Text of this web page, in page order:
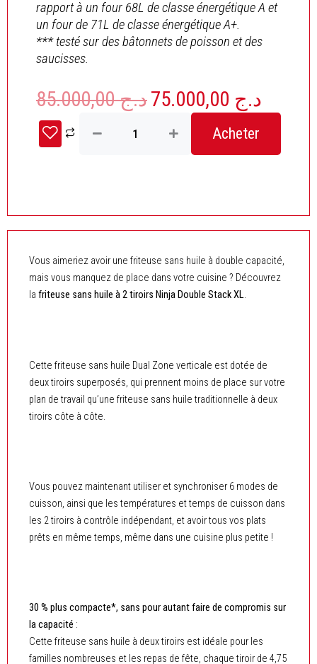
rapport à un four 68L de classe énergétique A et
un four de 71L de classe énergétique A+.
*** testé sur des bâtonnets de poisson et des
saucisses.
د.ج85.000,00
Le
initial
د.ج
prix
est :
sans
huile
Acheter
Vous aimeriez avoir une friteuse sans huile à double capacité,
mais vous manquez de place dans votre cuisine ? Découvrez
la friteuse sans huile à 2 tiroirs Ninja Double Stack XL.
Cette friteuse sans huile Dual Zone verticale est dotée de
deux tiroirs superposés, qui prennent moins de place sur votre
plan de travail qu’une friteuse sans huile traditionnelle à deux
tiroirs côte à côte.
Vous pouvez maintenant utiliser et synchroniser 6 modes de
cuisson, ainsi que les températures et temps de cuisson dans
les 2 tiroirs à contrôle indépendant, et avoir tous vos plats
prêts en même temps, même dans une cuisine plus petite !
30 % plus compacte*, sans pour autant faire de compromis sur
la capacité :
Cette friteuse sans huile à deux tiroirs est idéale pour les
familles nombreuses et les repas de fête, chaque tiroir de 4,75